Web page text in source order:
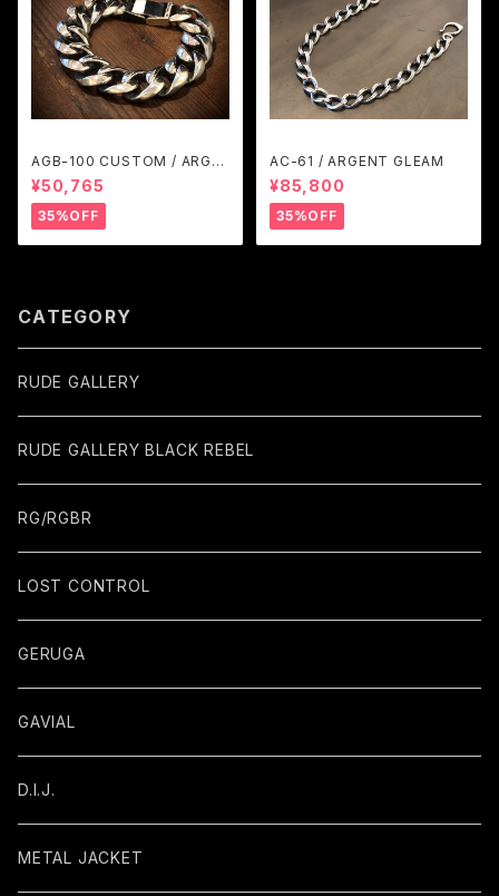
AGB-100 CUSTOM / ARGE
NT GLEAM
¥50,765
35%OFF
AC-61 / ARGENT GLEAM
¥85,800
35%OFF
CATEGORY
RUDE GALLERY
RUDE GALLERY BLACK REBEL
RG/RGBR
LOST CONTROL
GERUGA
GAVIAL
D.I.J.
METAL JACKET